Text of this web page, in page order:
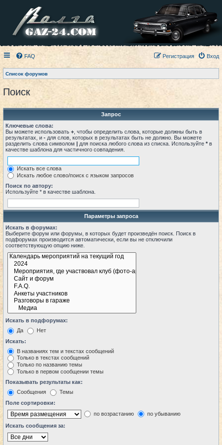
FAQ Вход
Регистрация
Список форумов
Поиск
Запрос
Ключевые слова:
Вы можете использовать + , чтобы определить слова, которые должны быть в
результатах, и - для слов, которых в результатах быть не должно. Вы можете
разделить слова символом | для поиска любого слова из списка. Используйте * в
качестве шаблона для частичного совпадения.
Искать все слова
Искать любое слово/поиск с языком запросов
Поиск по автору:
Используйте * в качестве шаблона.
Параметры запроса
Искать в форумах:
Выберите форум или форумы, в которых будет произведён поиск. Поиск в
подфорумах производится автоматически, если вы не отключили
соответствующую опцию ниже.
Искать в подфорумах:
Да
Нет
Искать:
В названиях тем и текстах сообщений
Только в текстах сообщений
Только по названию темы
Только в первом сообщении темы
Показывать результаты как:
Сообщения
Темы
Поле сортировки:
по возрастанию
по убыванию
Искать сообщения за: